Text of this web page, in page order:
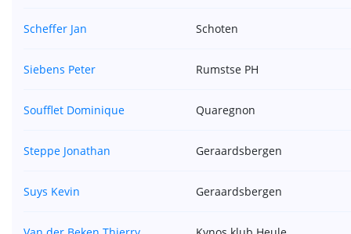
Scheffer Jan Schoten
Siebens Peter Rumstse PH
Soufflet Dominique Quaregnon
Steppe Jonathan Geraardsbergen
Suys Kevin Geraardsbergen